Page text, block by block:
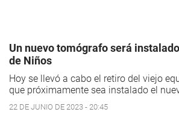
Un nuevo tomógrafo será
de Niños
Hoy se llevó a cabo el retiro del viejo
que próximamente sea instalado el
22 DE JUNIO DE 2023 - 20:45